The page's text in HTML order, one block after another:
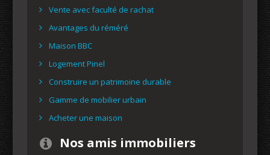
Vente avec faculté de rachat
Avantages du réméré
Maison BBC
Logement Pinel
Construire un patrimoine durable
Gamme de mobilier urbain
Acheter une maison
Nos amis immobiliers